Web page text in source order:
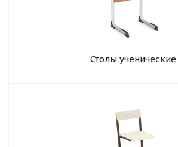
Столы ученические